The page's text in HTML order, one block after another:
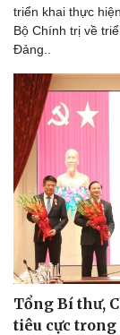
Doanh nghiệp
Thông tin doanh
Doanh nghiệp 24h
Doanh nhân
Vì cộng đồng
triển khai thực
Bộ Chính trị về
Đảng..
Tổng Bí thư,
tiêu cực trong